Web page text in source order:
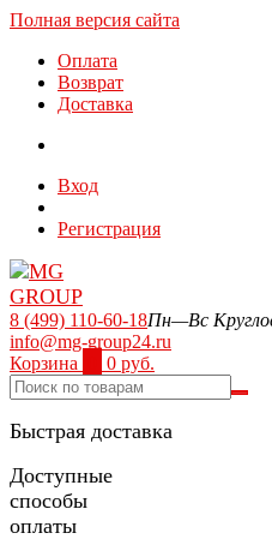
Полная версия сайта
Оплата
Возврат
Доставка
Вход
Регистрация
8 (499) 110-60-18Пн—Вс
info@mg-group24.ru
Корзина
0 руб.
Быстрая доставка
Доступные
способы
оплаты